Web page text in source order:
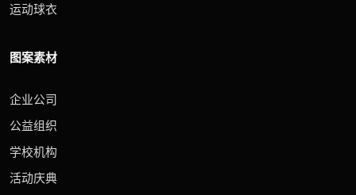
运动球衣
图案素材
企业公司
公益组织
学校机构
活动庆典